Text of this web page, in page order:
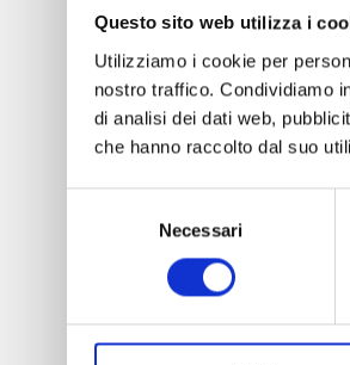
Questo sito web utilizza i
Utilizziamo i cookie per
nostro traffico. Condividiamo
di analisi dei dati web,
che hanno raccolto dal suo
Necessari